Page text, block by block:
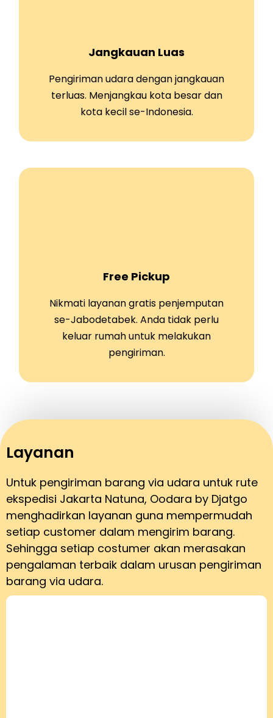
Jangkauan Luas
Pengiriman udara dengan jangkauan
terluas. Menjangkau kota besar dan
kota kecil se-Indonesia.
Free Pickup
Nikmati layanan gratis penjemputan
se-Jabodetabek. Anda tidak perlu
keluar rumah untuk melakukan
pengiriman.
Layanan
Untuk pengiriman barang via udara untuk rute
ekspedisi Jakarta Natuna, Oodara by Djatgo
menghadirkan layanan guna mempermudah
setiap customer dalam mengirim barang.
Sehingga setiap costumer akan merasakan
pengalaman terbaik dalam urusan pengiriman
barang via udara.